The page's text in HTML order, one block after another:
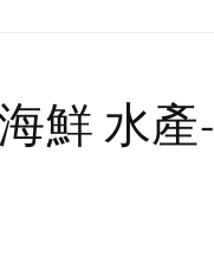
鮮 水產-